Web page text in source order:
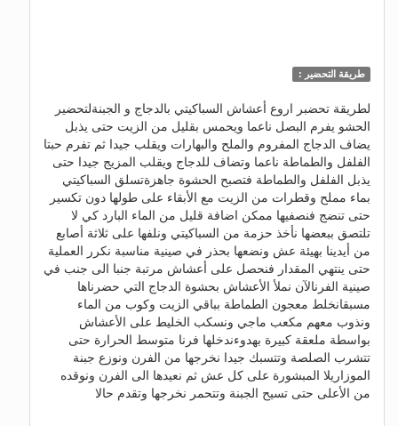
طريقة التحضير :
لطريقة تحضبر اروع أعشاش السباكيتي بالدجاج و الجبنةلتحضير
الحشو يفرم البصل ناعما ويحمس بقليل من الزيت حتى يذبل
يضاف الدجاج المفروم والملح والبهارات ويقلب جيدا ثم تفرم حبتا
الفلفل والطماطة ناعما وتضاف للدجاج ويقلب المزيج جيدا حتى
يذبل الفلفل والطماطة فتصبح الحشوة جاهزةتسلق السباكيتي
بماء مملح وقطرات من الزيت مع الأبقاء على طولها دون تكسير
حتى تنضج فنصفيها ممكن اضافة قليل من الماء البارد كي لا
تلتصق ببعضها نأخذ حزمة من السباكيتي ونلفها على ثلاثة أصابع
من أيدينا بهيئة عش ونضعها بحذر في صينية مناسبة نكرر العملية
حتى ينتهي المقدار فنحصل على أعشاش مرتبة جنبا الى جنب في
صينية الفرنالآن نملأ الأعشاش بحشوة الدجاج التي حضرناها
مسبقانخلط معجون الطماطة بباقي الزيت وكوب من الماء
ونذوب معهم مكعب ماجي ونسكب الخليط على الأعشاش
بواسطة ملعقة كبيرة بهدوءندخلها فرنا متوسط الحرارة حتى
تتشرب الصلصة وتتسبك جيدا نخرجها من الفرن ونوزع جبنة
الموزاريلا المبشورة على كل عش ثم نعيدها الى الفرن ونوقده
من الأعلى حتى تسيح الجبنة وتتحمر نخرجها وتقدم حالا